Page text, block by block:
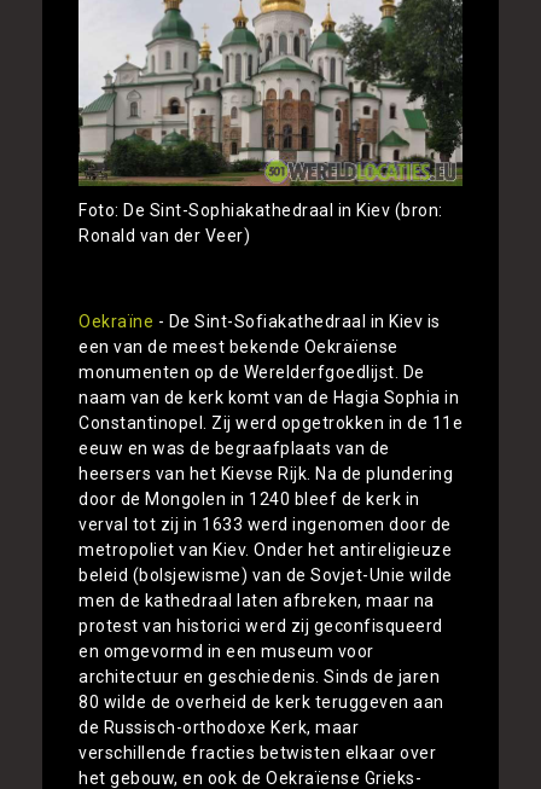
Foto: De Sint-Sophiakathedraal in Kiev (bron:
Ronald van der Veer)
Oekraïne - De Sint-Sofiakathedraal in Kiev is
een van de meest bekende Oekraïense
monumenten op de Werelderfgoedlijst. De
naam van de kerk komt van de Hagia Sophia in
Constantinopel. Zij werd opgetrokken in de 11e
eeuw en was de begraafplaats van de
heersers van het Kievse Rijk. Na de plundering
door de Mongolen in 1240 bleef de kerk in
verval tot zij in 1633 werd ingenomen door de
metropoliet van Kiev. Onder het antireligieuze
beleid (bolsjewisme) van de Sovjet-Unie wilde
men de kathedraal laten afbreken, maar na
protest van historici werd zij geconfisqueerd
en omgevormd in een museum voor
architectuur en geschiedenis. Sinds de jaren
80 wilde de overheid de kerk teruggeven aan
de Russisch-orthodoxe Kerk, maar
verschillende fracties betwisten elkaar over
het gebouw, en ook de Oekraïense Grieks-